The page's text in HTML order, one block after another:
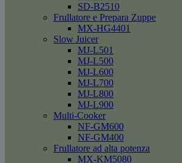
SD-B2510
Frullatore e Prepara Zuppe
MX-HG4401
Slow Juicer
MJ-L501
MJ-L500
MJ-L600
MJ-L700
MJ-L800
MJ-L900
Multi-Cooker
NF-GM600
NF-GM400
Frullatore ad alta potenza
MX-KM5080